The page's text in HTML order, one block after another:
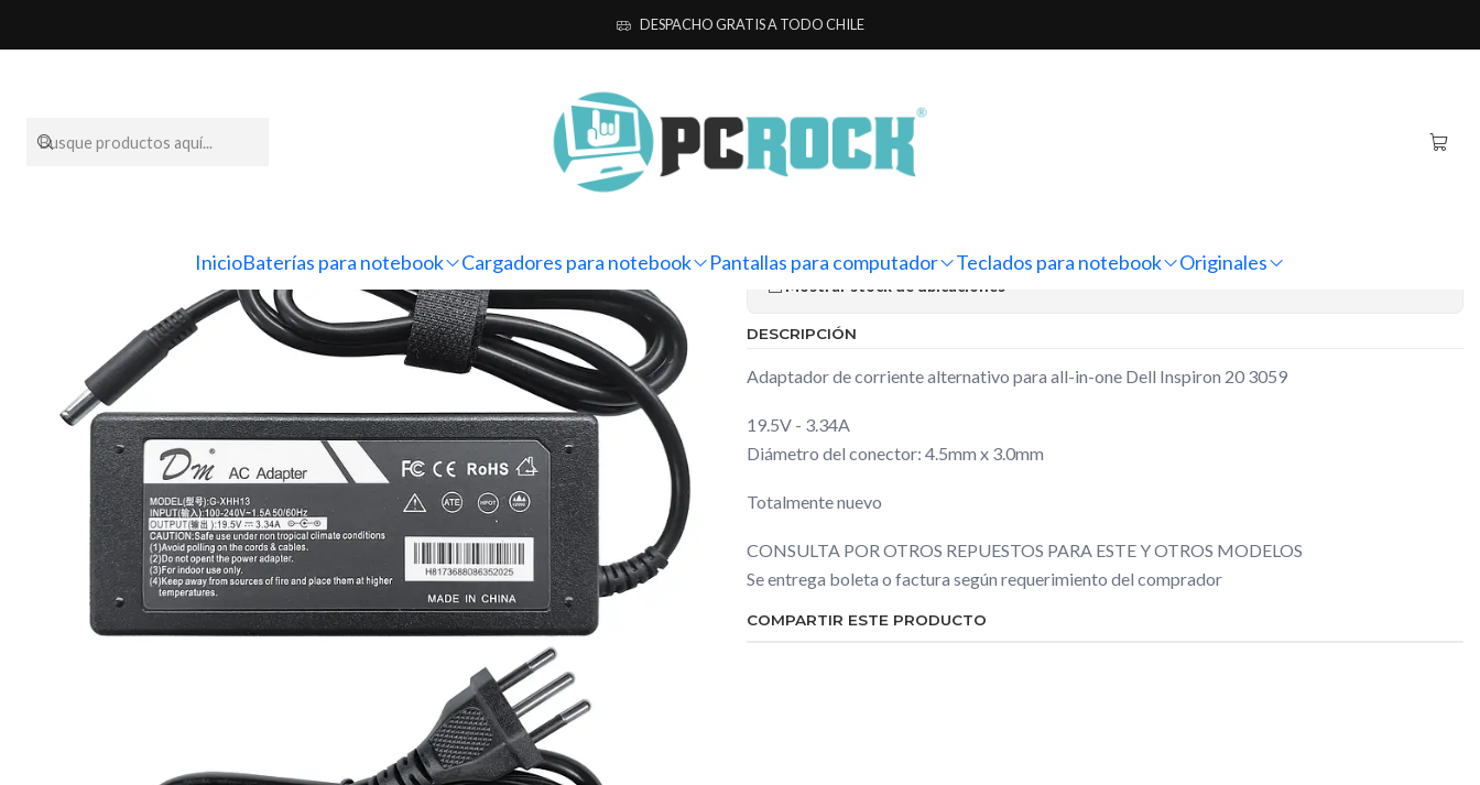
InicioBaterías para notebook Cargadores para notebook Pantallas para computador Teclados para notebook Originales
DESPACHO GRATIS A TODO CHILE
Alternativos Dell Adaptador Corriente Alternativo All-in-one Dell Inspiron 20 3059
Adaptador Corriente Alternativo All-
in-one Dell Inspiron 20 3059
Mostrar stock de ubicaciones
DESCRIPCIÓN
Adaptador de corriente alternativo para all-in-one Dell Inspiron 20 3059
19.5V - 3.34A
Diámetro del conector: 4.5mm x 3.0mm
Totalmente nuevo
CONSULTA POR OTROS REPUESTOS PARA ESTE Y OTROS MODELOS
Se entrega boleta o factura según requerimiento del comprador
COMPARTIR ESTE PRODUCTO